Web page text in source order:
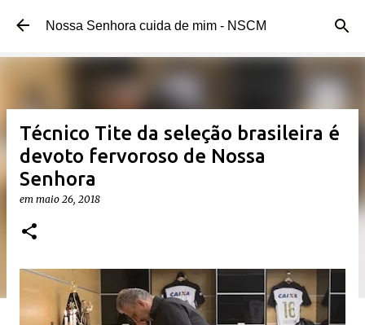
Pular para o conteúdo principal
Nossa Senhora cuida de mim - NSCM
Técnico Tite da seleção brasileira é
devoto fervoroso de Nossa
Senhora
em maio 26, 2018